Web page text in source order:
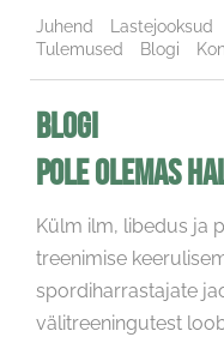
Juhend Lastejooksud
Tulemused
Blogi
BLOGI
POLE OLEMAS
Külm ilm, libedus ja
treenimise
spordiharrastajate
välitreeningutest